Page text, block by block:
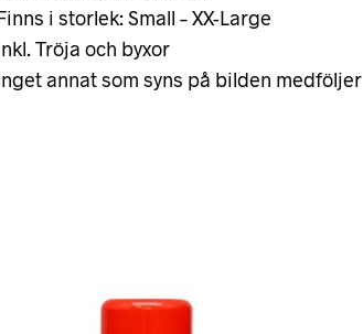
i storlek: Small – XX-Large
Tröja och byxor
annat som syns på bilden medföljer